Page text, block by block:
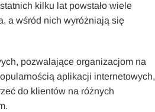
kilku lat powstało wiele
a wśród nich wyróżniają się
pozwalające organizacjom na
aplikacji internetowych,
do klientów na różnych